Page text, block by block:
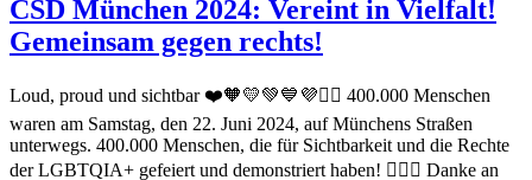
CSD München 2024: Vereint in Vielfalt!
Gemeinsam gegen rechts!
Loud, proud und sichtbar ❤️🧡💛💚💙💜✊🏼 400.000 Menschen
waren am Samstag, den 22. Juni 2024, auf Münchens Straßen
unterwegs. 400.000 Menschen, die für Sichtbarkeit und die Rechte
der LGBTQIA+ gefeiert und demonstriert haben! 🏳️‍🌈💚 Danke an